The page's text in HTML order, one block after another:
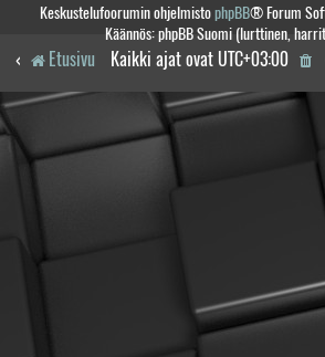
Keskustelufoorumin ohjelmistophpBB® Forum
Käännös: phpBB Suomi (lurttinen,
Etusivu Kaikki ajat ovat UTC+03:00